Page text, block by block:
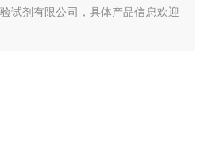
试剂有限公司，具体产品信息欢迎